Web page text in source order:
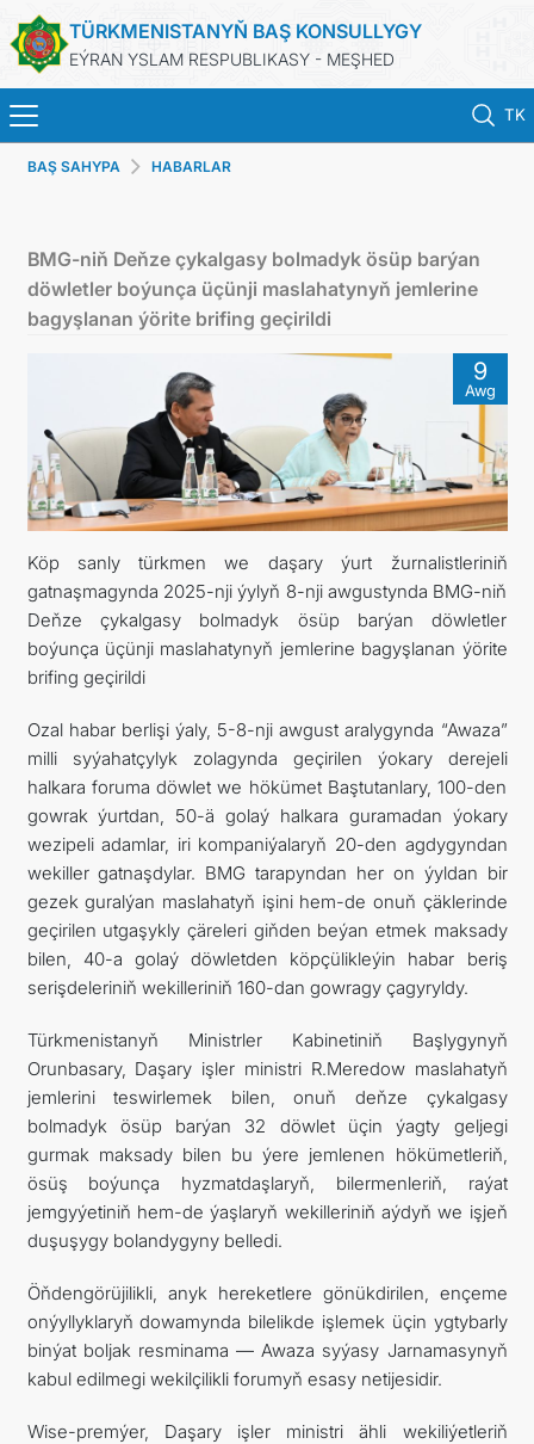
TÜRKMENISTANYŇ BAŞ KONSULLYGY
EÝRAN YSLAM RESPUBLIKASY - MEŞHED
TK
BAŞ SAHYPA
TÜRKMENISTAN
KONSULLYK HYZMATLARY
DIM
ARAGATNAŞYK
BAŞ SAHYPA HABARLAR
BMG-niň Deňze çykalgasy bolmadyk ösüp barýan
döwletler boýunça üçünji maslahatynyň jemlerine
bagyşlanan ýörite brifing geçirildi
9
Awg
Köp sanly türkmen we daşary ýurt žurnalistleriniň
gatnaşmagynda 2025-nji ýylyň 8-nji awgustynda BMG-niň
Deňze çykalgasy bolmadyk ösüp barýan döwletler
boýunça üçünji maslahatynyň jemlerine bagyşlanan ýörite
brifing geçirildi
Ozal habar berlişi ýaly, 5-8-nji awgust aralygynda “Awaza”
milli syýahatçylyk zolagynda geçirilen ýokary derejeli
halkara foruma döwlet we hökümet Baştutanlary, 100-den
gowrak ýurtdan, 50-ä golaý halkara guramadan ýokary
wezipeli adamlar, iri kompaniýalaryň 20-den agdygyndan
wekiller gatnaşdylar. BMG tarapyndan her on ýyldan bir
gezek guralýan maslahatyň işini hem-de onuň çäklerinde
geçirilen utgaşykly çäreleri giňden beýan etmek maksady
bilen, 40-a golaý döwletden köpçülikleýin habar beriş
serişdeleriniň wekilleriniň 160-dan gowragy çagyryldy.
Türkmenistanyň Ministrler Kabinetiniň Başlygynyň
Orunbasary, Daşary işler ministri R.Meredow maslahatyň
jemlerini teswirlemek bilen, onuň deňze çykalgasy
bolmadyk ösüp barýan 32 döwlet üçin ýagty geljegi
gurmak maksady bilen bu ýere jemlenen hökümetleriň,
ösüş boýunça hyzmatdaşlaryň, bilermenleriň, raýat
jemgyýetiniň hem-de ýaşlaryň wekilleriniň aýdyň we işjeň
duşuşygy bolandygyny belledi.
Öňdengörüjilikli, anyk hereketlere gönükdirilen, ençeme
onýyllyklaryň dowamynda bilelikde işlemek üçin ygtybarly
binýat boljak resminama — Awaza syýasy Jarnamasynyň
kabul edilmegi wekilçilikli forumyň esasy netijesidir.
Wise-premýer, Daşary işler ministri ähli wekiliýetleriň